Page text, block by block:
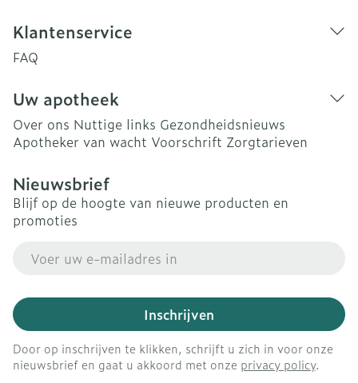
Klantenservice
FAQ
Uw apotheek
Over ons Nuttige links Gezondheidsnieuws
Apotheker van wacht Voorschrift Zorgtarieven
Nieuwsbrief
Blijf op de hoogte van nieuwe producten en
promoties
Inschrijven
Door op inschrijven te klikken, schrijft u zich in voor onze
nieuwsbrief en gaat u akkoord met onze privacy policy.